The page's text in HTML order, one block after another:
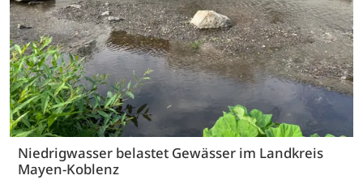
Niedrigwasser belastet Gewässer im Landkreis
Mayen-Koblenz